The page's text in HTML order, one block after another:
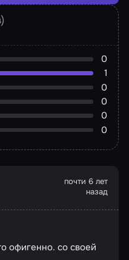
0
1
0
0
0
0
почти 6 лет
назад
офигенно. со своей